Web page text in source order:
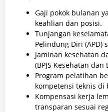
Gaji pokok bulanan
keahlian dan posisi.
Tunjangan
Pelindung Diri
Jaminan kesehatan
(BPJS Kesehatan dan
Program pelatihan
kompetensi teknis di
Kompensasi kerja
transparan sesuai